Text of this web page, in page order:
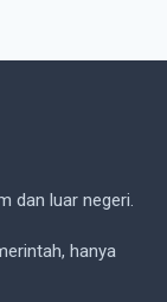
dan luar negeri.
hanya